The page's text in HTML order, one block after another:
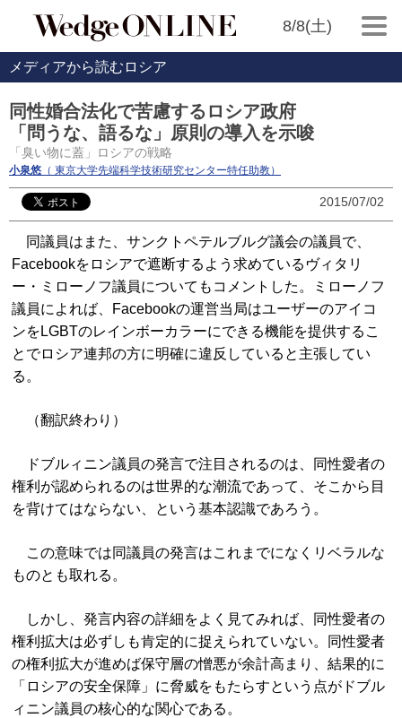
8/8(土)
メディアから読むロシア
同性婚合法化で苦慮するロシア政府
「問うな、語るな」原則の導入を示唆
「臭い物に蓋」ロシアの戦略
小泉悠 （ 東京大学先端科学技術研究センター特任助教）
2015/07/02
同議員はまた、サンクトペテルブルグ議会の議員で、
Facebookをロシアで遮断するよう求めているヴィタリ
ー・ミローノフ議員についてもコメントした。ミローノフ
議員によれば、Facebookの運営当局はユーザーのアイコ
ンをLGBTのレインボーカラーにできる機能を提供するこ
とでロシア連邦の方に明確に違反していると主張してい
る。
（翻訳終わり）
ドブルィニン議員の発言で注目されるのは、同性愛者の
権利が認められるのは世界的な潮流であって、そこから目
を背けてはならない、という基本認識であろう。
この意味では同議員の発言はこれまでになくリベラルな
ものとも取れる。
しかし、発言内容の詳細をよく見てみれば、同性愛者の
権利拡大は必ずしも肯定的に捉えられていない。同性愛者
の権利拡大が進めば保守層の憎悪が余計高まり、結果的に
「ロシアの安全保障」に脅威をもたらすという点がドブル
ィニン議員の核心的な関心である。